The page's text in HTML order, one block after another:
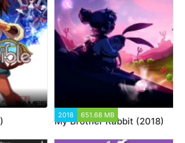
2018 651.68 MB
My Brother Rabbit (2018)